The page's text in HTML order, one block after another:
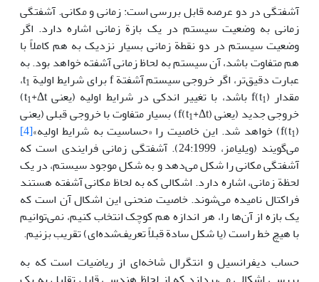
آشفتگی در دو عرصه قابل بررسی است: زمانی و مکانی. آشفتگی
زمانی به وضعیت سیستم در یک بازة زمانی اشاره دارد. اگر
وضعیت سیستم در دو نقطة زمانی بسیار نزدیک به هم کاملاً با
هم متفاوت باشد، آن سیستم به لحاظ زمانی آشفته خواهد بود. به
عبارت دقیق‌تر، اگر خروجی سیستم آشفتة f برای شرایط اولیة t
1 ،
مقدار f(t 1) باشد، با تغییر اندکی در شرایط اولیه (یعنی t 1
+Δt)
خروجی جدید (یعنی f(t
1
+Δt)) بسیار متفاوت با خروجی قبلی (یعنی
f(t1)) خواهد شد. این خاصیت را «حساسیت به شرایط اولیه»
[4]
می‌گویند (ویلیامز، 24:1999). آشفتگی زمانی فرایندی است که
آشفتگی مکانی را شکل می‌دهد و به شکل موجود سیستم، در یک
لحظة زمانی، اشاره دارد. اشکالی که به لحاظ مکانی آشفته هستند
فراکتال نامیده می‌شوند. خاصیت منحنی این اشکال آن است که
یک بازه از آن‌ها را، هر اندازه هم کوچک انتخاب کنیم، نمی‌توانیم
با هیچ خط راست (یا شکل سادة‌ قبلاً تعریف‌شده‌ای) تقریب بزنیم.
حساب دیفرانسیل و انتگرال شاخه‌ای از ریاضیات است که به